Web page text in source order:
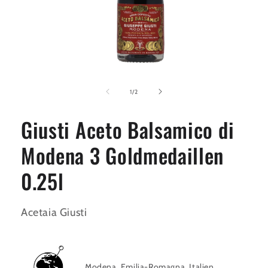
1/von
2
Giusti Aceto Balsamico di
Modena 3 Goldmedaillen
0.25l
Acetaia Giusti